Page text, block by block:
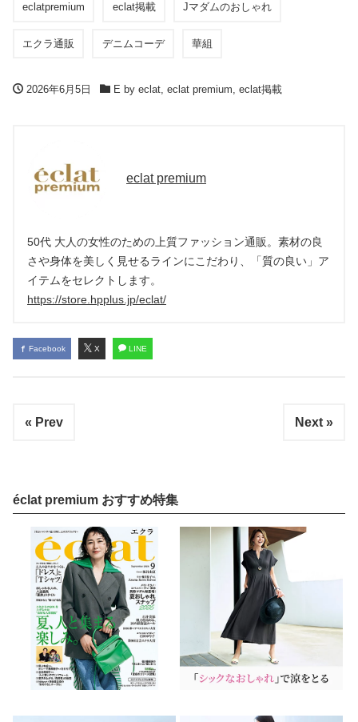
eclatpremium eclat掲載 Jマダムのおしゃれ
エクラ通販 デニムコーデ 華組
2026年6月5日 E by eclat, eclat premium, eclat掲載
eclat premium
50代 大人の女性のための上質ファッション通販。素材の良
さや身体を美しく見せるラインにこだわり、「質の良い」ア
イテムをセレクトします。
https://store.hpplus.jp/eclat/
Facebook X LINE
« Prev Next »
éclat premium おすすめ特集